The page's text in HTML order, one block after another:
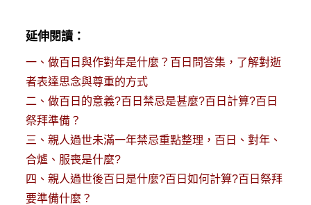
延伸閱讀：
一、 做百日與作對年是什麼？百日問答集，了解對逝
者表達思念與尊重的方式
二、 做百日的意義?百日禁忌是甚麼?百日計算?百日
祭拜準備？
三、 親人過世未滿一年禁忌重點整理，百日、對年、
合爐、服喪是什麼?
四、 親人過世後百日是什麼?百日如何計算?百日祭拜
要準備什麼？